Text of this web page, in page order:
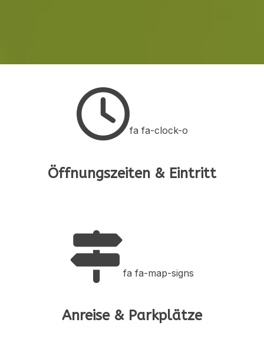
fa fa-clock-o
Öffnungszeiten & Eintritt
fa fa-map-signs
Anreise & Parkplätze